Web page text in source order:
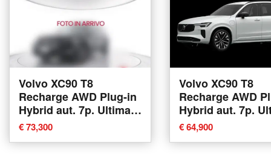
Volvo XC90 T8
Recharge AWD Plug-in
Hybrid aut. 7p. Ultimate
Dark nuova a Corciano
€ 73,300
Volvo XC90 T8
Recharge AWD
Hybrid aut. 7p.
Dark nuova a
€ 64,900